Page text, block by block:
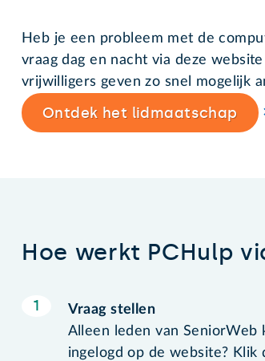
Heb je een probleem met de
vraag dag en nacht via deze
vrijwilligers geven zo snel mogelijk
Ontdek het lidmaatschap
Hoe werkt PCHulp
Vraag stellen
Alleen leden van SeniorWeb
ingelogd op de website?